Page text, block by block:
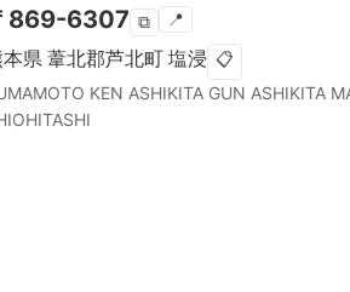
869-6307 ⧉ 📍
本県 葦北郡芦北町 塩浸 📋
KEN ASHIKITA GUN ASHIKITA